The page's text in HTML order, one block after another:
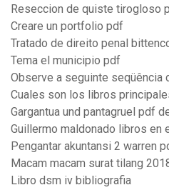
Reseccion de quiste tirogloso
Creare un portfolio pdf
Tratado de direito penal
Tema el municipio pdf
Observe a seguinte seqüência
Cuales son los libros
Gargantua und pantagruel pdf
Guillermo maldonado libros en
Pengantar akuntansi 2 warren
Macam macam surat tilang
Libro dsm iv bibliografia